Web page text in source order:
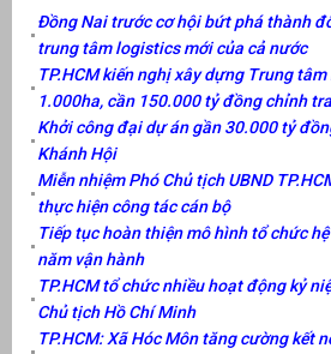
Đồng Nai trước cơ hội bứt phá thành
trung tâm logistics mới của cả nước
TP.HCM kiến nghị xây dựng Trung
1.000ha, cần 150.000 tỷ đồng chỉnh
Khởi công đại dự án gần 30.000 tỷ
Khánh Hội
Miễn nhiệm Phó Chủ tịch UBND
thực hiện công tác cán bộ
Tiếp tục hoàn thiện mô hình tổ chức
năm vận hành
TP.HCM tổ chức nhiều hoạt động kỷ
Chủ tịch Hồ Chí Minh
TP.HCM: Xã Hóc Môn tăng cường kết